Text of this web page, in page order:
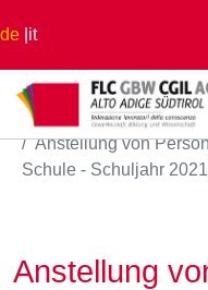
de it
Startseite
Anstellung von
Schule - Schuljahr
Anstellung